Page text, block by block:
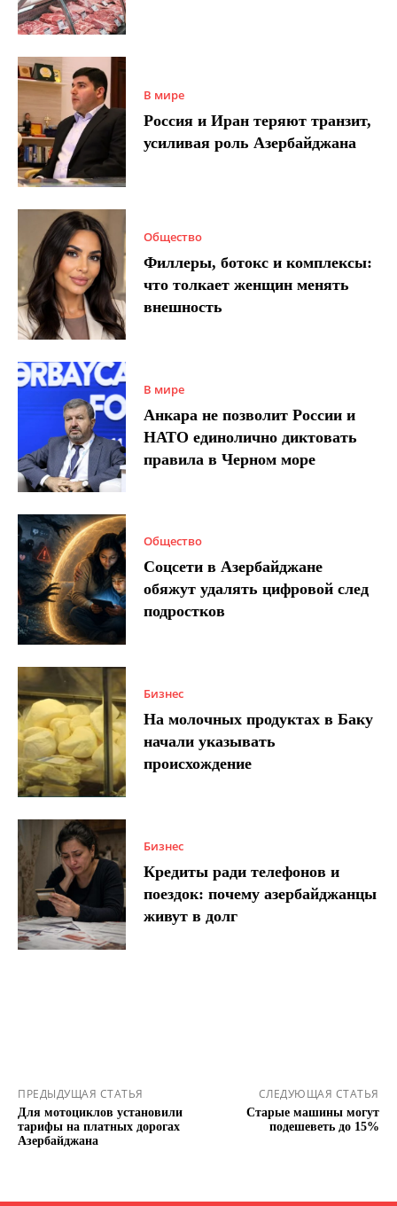
В мире
Россия и Иран теряют транзит,
усиливая роль Азербайджана
Общество
Филлеры, ботокс и комплексы:
что толкает женщин менять
внешность
В мире
Анкара не позволит России и
НАТО единолично диктовать
правила в Черном море
Общество
Соцсети в Азербайджане
обяжут удалять цифровой след
подростков
Бизнес
На молочных продуктах в Баку
начали указывать
происхождение
Бизнес
Кредиты ради телефонов и
поездок: почему азербайджанцы
живут в долг
ПРЕДЫДУЩАЯ СТАТЬЯ
Для мотоциклов установили
тарифы на платных дорогах
Азербайджана
СЛЕДУЮЩАЯ СТАТЬЯ
Старые машины могут
подешеветь до 15%